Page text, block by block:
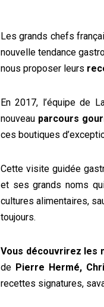
Les grands chefs
nouvelle tendance
nous proposer leurs
En 2017, l’équipe de
nouveau parcours
ces boutiques
Cette visite guidée
et ses grands noms
cultures alimentaires,
toujours.
Vous découvrirez les
de Pierre Hermé,
recettes signatures,